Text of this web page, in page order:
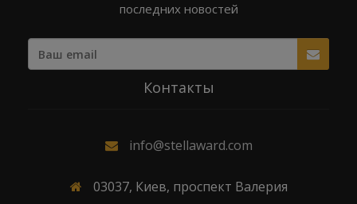
последних новостей
Контакты
info@stellaward.com
03037, Киев, проспект Валерия